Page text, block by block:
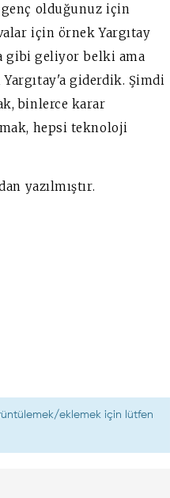
olduğunuz için
için örnek Yargıtay
gibi geliyor belki ama
giderdik. Şimdi
binlerce karar
hepsi teknoloji
yazılmıştır.
eklemek için lütfen